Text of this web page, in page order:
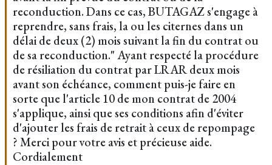
reconduction. Dans ce cas, BUTAGAZ s'engage à
reprendre, sans frais, la ou les citernes dans un
délai de deux (2) mois suivant la fin du contrat ou
de sa reconduction." Ayant respecté la procédure
de résiliation du contrat par LRAR deux mois
avant son échéance, comment puis-je faire en
sorte que l'article 10 de mon contrat de 2004
s'applique, ainsi que ses conditions afin d'éviter
d'ajouter les frais de retrait à ceux de repompage
? Merci pour votre avis et précieuse aide.
Cordialement